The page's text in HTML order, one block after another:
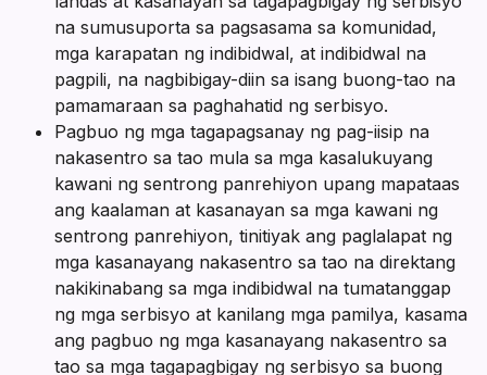
na sumusuporta sa pagsasama sa komunidad,
mga karapatan ng indibidwal, at indibidwal na
pagpili, na nagbibigay-diin sa isang buong-tao na
pamamaraan sa paghahatid ng serbisyo.
Pagbuo ng mga tagapagsanay ng pag-iisip na
nakasentro sa tao mula sa mga kasalukuyang
kawani ng sentrong panrehiyon upang mapataas
ang kaalaman at kasanayan sa mga kawani ng
sentrong panrehiyon, tinitiyak ang paglalapat ng
mga kasanayang nakasentro sa tao na direktang
nakikinabang sa mga indibidwal na tumatanggap
ng mga serbisyo at kanilang mga pamilya, kasama
ang pagbuo ng mga kasanayang nakasentro sa
tao sa mga tagapagbigay ng serbisyo sa buong